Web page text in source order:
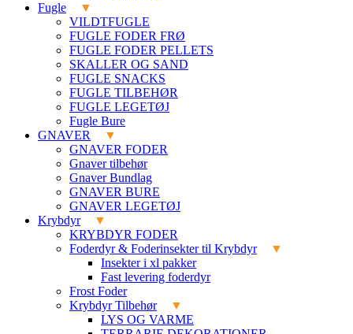
Fugle
VILDTFUGLE
FUGLE FODER FRØ
FUGLE FODER PELLETS
SKALLER OG SAND
FUGLE SNACKS
FUGLE TILBEHØR
FUGLE LEGETØJ
Fugle Bure
GNAVER
GNAVER FODER
Gnaver tilbehør
Gnaver Bundlag
GNAVER BURE
GNAVER LEGETØJ
Krybdyr
KRYBDYR FODER
Foderdyr & Foderinsekter til Krybdyr
Insekter i xl pakker
Fast levering foderdyr
Frost Foder
Krybdyr Tilbehør
LYS OG VARME